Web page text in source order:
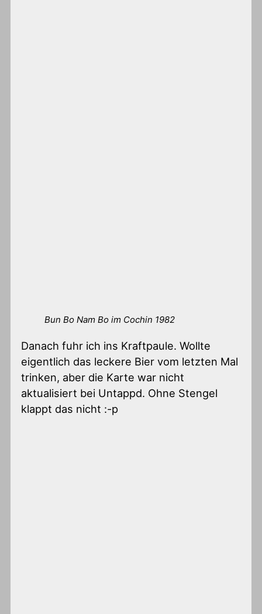
Bun Bo Nam Bo im Cochin 1982
Danach fuhr ich ins Kraftpaule. Wollte
eigentlich das leckere Bier vom letzten Mal
trinken, aber die Karte war nicht
aktualisiert bei Untappd. Ohne Stengel
klappt das nicht :-p